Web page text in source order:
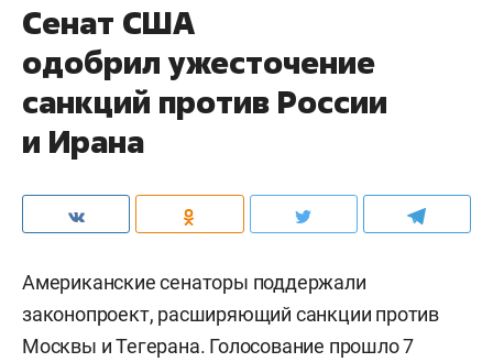
Сенат США
одобрил ужесточение
санкций против России
и Ирана
Американские сенаторы поддержали
законопроект, расширяющий санкции против
Москвы и Тегерана. Голосование прошло 7